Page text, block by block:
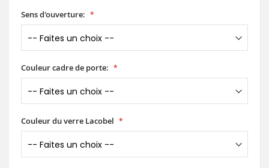
Sens d'ouverture:
Couleur cadre de porte:
Couleur du verre Lacobel